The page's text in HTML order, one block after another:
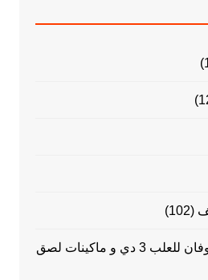
(102)
ماكينات التغليف بالسلوفان للعلب 3 دي و ماكينات لصق